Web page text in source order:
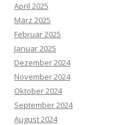
April 2025
März 2025
Februar 2025
Januar 2025
Dezember 2024
November 2024
Oktober 2024
September 2024
August 2024